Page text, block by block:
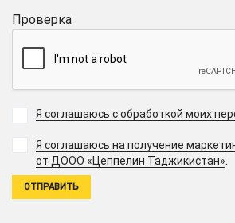
Проверка
Я соглашаюсь с обработкой моих
Я соглашаюсь на получение
от ДООО «Цеппелин Таджикистан».